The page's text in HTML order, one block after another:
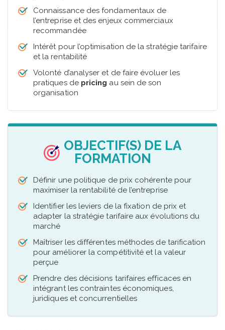
Connaissance des fondamentaux de
l’entreprise et des enjeux commerciaux
recommandée
Intérêt pour l’optimisation de la stratégie tarifaire
et la rentabilité
Volonté d’analyser et de faire évoluer les
pratiques de pricing au sein de son
organisation
OBJECTIF(S) DE LA
FORMATION
Définir une politique de prix cohérente pour
maximiser la rentabilité de l’entreprise
Identifier les leviers de la fixation de prix et
adapter la stratégie tarifaire aux évolutions du
marché
Maîtriser les différentes méthodes de tarification
pour améliorer la compétitivité et la valeur
perçue
Prendre des décisions tarifaires efficaces en
intégrant les contraintes économiques,
juridiques et concurrentielles